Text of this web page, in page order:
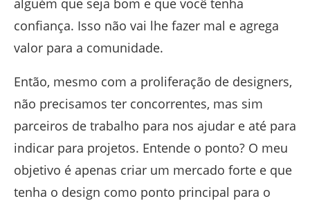
alguém que seja bom e que você tenha
confiança. Isso não vai lhe fazer mal e agrega
valor para a comunidade.
Então, mesmo com a proliferação de designers,
não precisamos ter concorrentes, mas sim
parceiros de trabalho para nos ajudar e até para
indicar para projetos. Entende o ponto? O meu
objetivo é apenas criar um mercado forte e que
tenha o design como ponto principal para o